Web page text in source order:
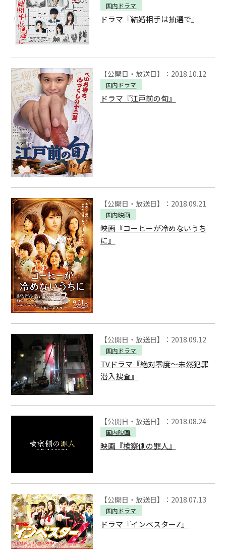
国内ドラマ
ドラマ『結婚相手は抽選で』
【公開日・放送日】：2018.10.12
国内ドラマ
ドラマ『江戸前の旬』
【公開日・放送日】：2018.09.21
国内映画
映画『コーヒーが冷めないうち
に』
【公開日・放送日】：2018.09.12
国内ドラマ
TVドラマ『絶対零度～未然犯罪
潜入捜査』
【公開日・放送日】：2018.08.24
国内映画
映画『検察側の罪人』
【公開日・放送日】：2018.07.13
国内ドラマ
ドラマ『インベスターZ』